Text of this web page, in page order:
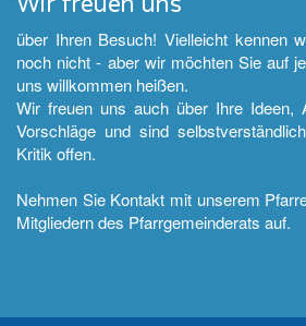
über Ihren Besuch! Vielleicht kennen
noch nicht - aber wir möchten Sie auf
uns willkommen heißen.
Wir freuen uns auch über Ihre Ideen,
Vorschläge und sind
Kritik offen.
Nehmen Sie Kontakt mit unserem
Mitgliedern des Pfarrgemeinderats auf.